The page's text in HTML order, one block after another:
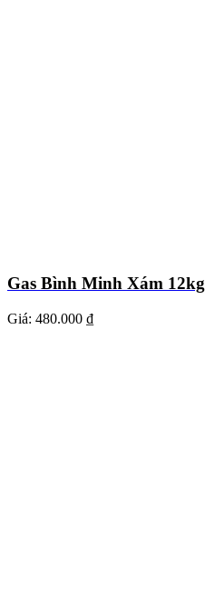
Gas Bình Minh Xám 12kg
Giá: 480.000 ₫